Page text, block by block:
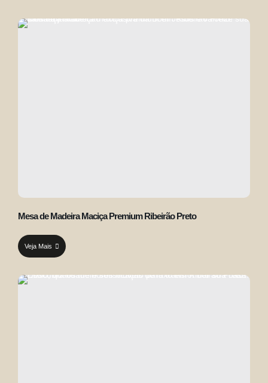
Mesa de Madeira Maciça Premium Ribeirão Preto
Veja Mais